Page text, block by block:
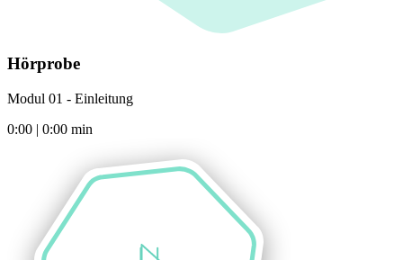
Hörprobe
Modul 01 - Einleitung
0:00 | 0:00 min